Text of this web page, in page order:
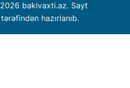
2026 bakivaxti.az. Sayt
tərəfindən hazırlanıb.